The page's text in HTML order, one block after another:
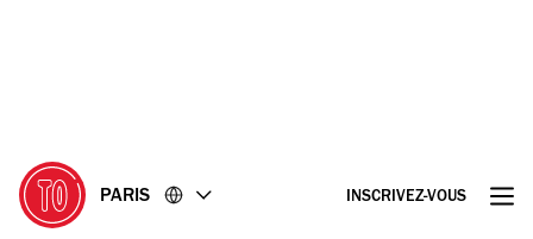
PARIS INSCRIVEZ-VOUS